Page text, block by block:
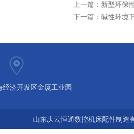
上一篇： 新型环保
下一篇： 碱性环境
经济开发区金厦工业园
山东庆云恒通数控机床配件制